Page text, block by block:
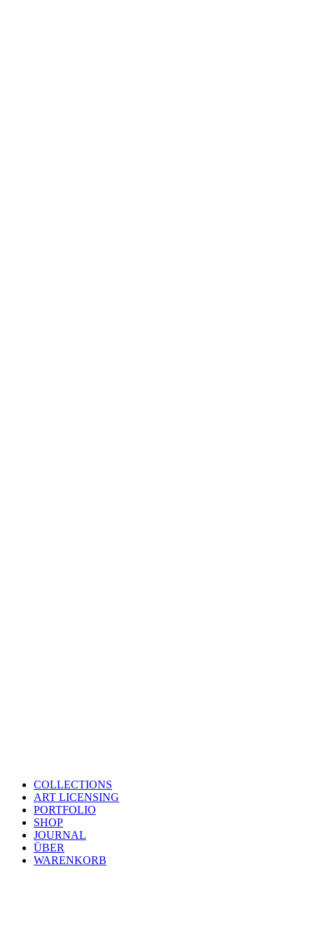
COLLECTIONS
ART LICENSING
PORTFOLIO
SHOP
JOURNAL
ÜBER
WARENKORB